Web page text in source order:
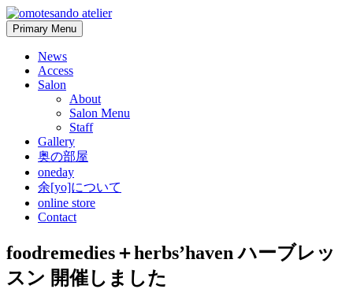
Skip
to
content
Primary Menu
News
Access
Salon
About
Salon Menu
Staff
Gallery
奥の部屋
oneday
余[yo]について
online store
Contact
foodremedies＋herbs’haven ハーブレッ
スン 開催しました